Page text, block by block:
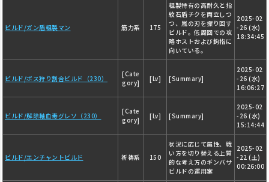
ビルド/ガン盾粗製マン 筋力系 175
粗製特有の高耐久と指
紋石盾チクを両立しつ
つ、嵐の刃を振り回す
ビルド。低周回での攻
略ホストおよび鉤指に
向いている。
2025-02
-26 (水)
18:34:45
ビルド/ボス狩り割合ビルド（230）
[Cate
gory]
[Lv] [Summary]
2025-02
-26 (水)
16:06:27
ビルド/解除軸血毒グレソ（230）
[Cate
gory]
[Lv] [Summary]
2025-02
-26 (水)
15:14:44
ビルド/エンチャントビルド 祈祷系 150
状況に応じて属性、戦
い方を切り替える上質
的な考え方のギンバサ
ビルドの運用案
2025-02
-22 (土)
00:26:00